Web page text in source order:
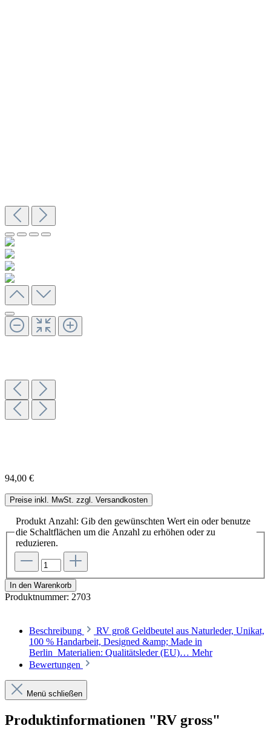
94,00 €
Preise inkl. MwSt. zzgl. Versandkosten
Produkt Anzahl: Gib den gewünschten Wert ein oder benutze
die Schaltflächen um die Anzahl zu erhöhen oder zu
reduzieren.
In den Warenkorb
Produktnummer: 2703
Beschreibung
RV groß Geldbeutel aus Naturleder, Unikat,
100 % Handarbeit, Designed &amp; Made in
Berlin Materialien: Qualitätsleder (EU)… Mehr
Bewertungen
Menü schließen
Produktinformationen "RV gross"